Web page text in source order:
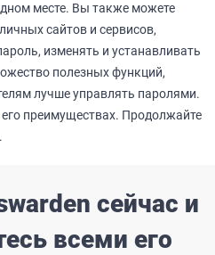
месте. Вы также можете
сайтов и сервисов,
изменять и устанавливать
полезных функций,
лучше управлять паролями.
преимуществах. Продолжайте
сейчас и
всеми его